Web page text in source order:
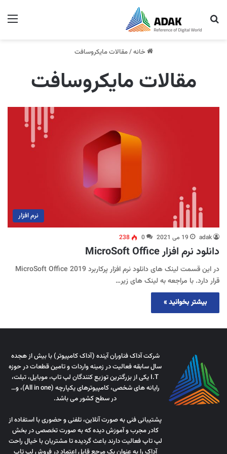
جستجو برای
خانه/مقالات مایکروسافت
مقالات مایکروسافت
نرم افزار
adak 19 می 2021 0
238
دانلود نرم افزار MicroSoft Office
در این قسمت لینک های دانلود نرم افزار پرکاربرد MicroSoft Office 2019
قرار دارد. با مراجعه به لینک های زیر…
بیشتر بخوانید »
شرکت آداک فناوران آینده (آداک کامپیوتر) با بیش از هجده
سال سابقه فعالیت در زمینه واردات و تامین قطعات در حوزه
I.T یکی از بزرگترین توزیع کنندگان لپ تاپ، موبایل، تبلت،
رایانه های شخصی، کامپیوترهای یکپارچه (All in one)، و…
در سطح کشور می باشد.
پشتیبانی فنی به صورت آنلاین، تلفنی و حضوری با استفاده از
کادر مجرب و آموزش دیده که به صورت تخصصی در بخش
لپ تاپ فعالیت دارند باعث گردیده تا مشتریان با خیال راحت